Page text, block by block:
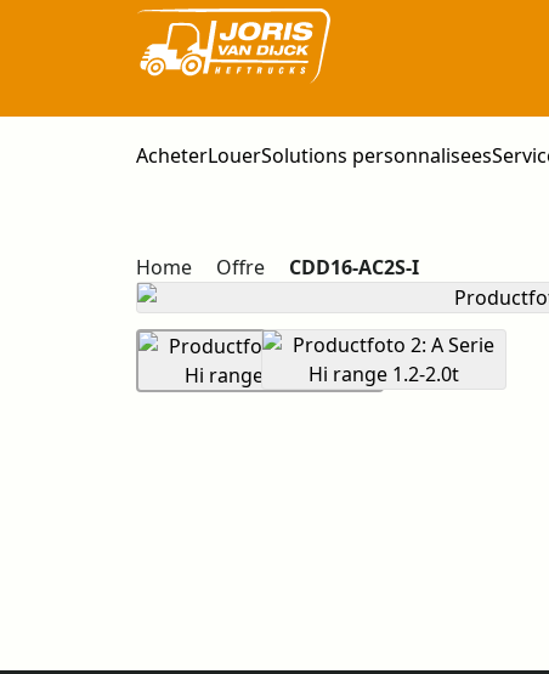
AcheterLouerSolutions personnalisees
Home Offre CDD16-AC2S-I